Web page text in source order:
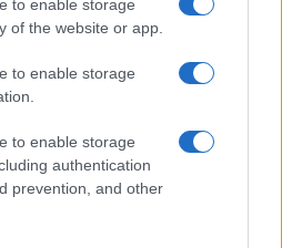
to enable storage
of the website or app.
to enable storage
to enable storage
authentication
prevention, and other